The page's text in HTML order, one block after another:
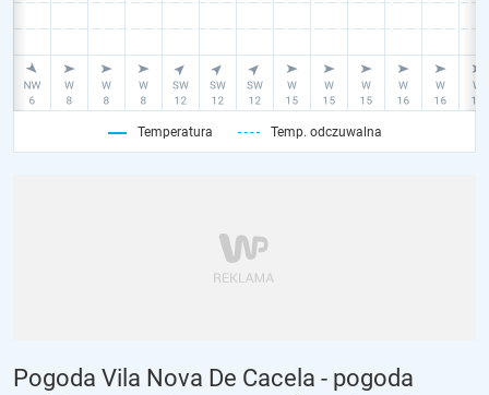
Temperatura Temp. odczuwalna
Pogoda Vila Nova De Cacela - pogoda